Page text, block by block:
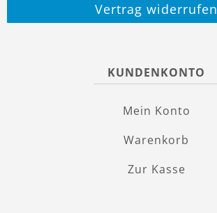
Vertrag widerrufen
KUNDENKONTO
Mein Konto
Warenkorb
Zur Kasse